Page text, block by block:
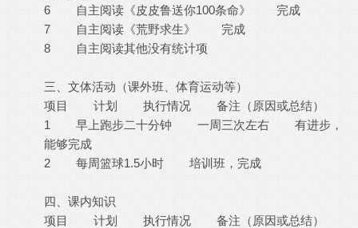
6 自主阅读《皮皮鲁送你100条命》 完成
7 自主阅读《荒野求生》 完成
8 自主阅读其他没有统计项
三、文体活动（课外班、体育运动等）
项目 计划 执行情况 备注（原因或总结）
1 早上跑步二十分钟 一周三次左右 有进步，
能够完成
2 每周篮球1.5小时 培训班，完成
四、课内知识
项目 计划 执行情况 备注（原因或总结）